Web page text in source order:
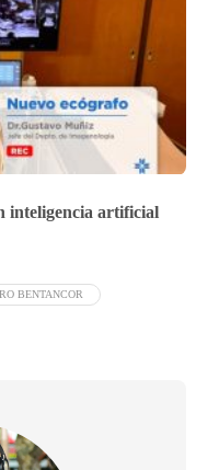
inteligencia artificial
BENTANCOR